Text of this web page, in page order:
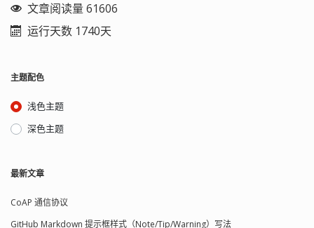
文章阅读量 61606
运行天数 1740天
主题配色
浅色主题
深色主题
最新文章
CoAP 通信协议
GitHub Markdown 提示框样式（Note/Tip/Warning）写法